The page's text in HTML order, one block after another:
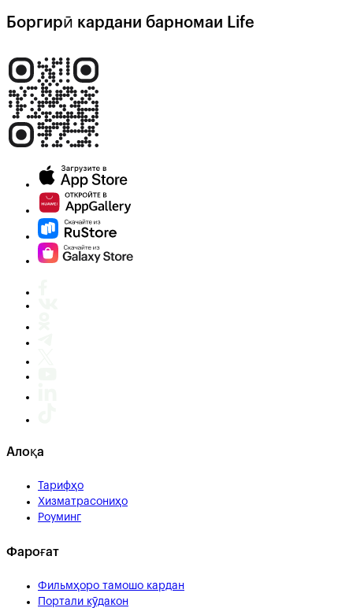
Боргирӣ кардани барномаи Life
Алоқа
Тарифҳо
Хизматрасониҳо
Роуминг
Фароғат
Фильмҳоро тамошо кардан
Портали кӯдакон